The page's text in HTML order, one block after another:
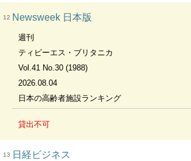
12 Newsweek 日本版
週刊
ティビーエス・ブリタニカ
Vol.41 No.30 (1988)
2026.08.04
日本の高齢者施設ランキング
貸出不可
13 日経ビジネス